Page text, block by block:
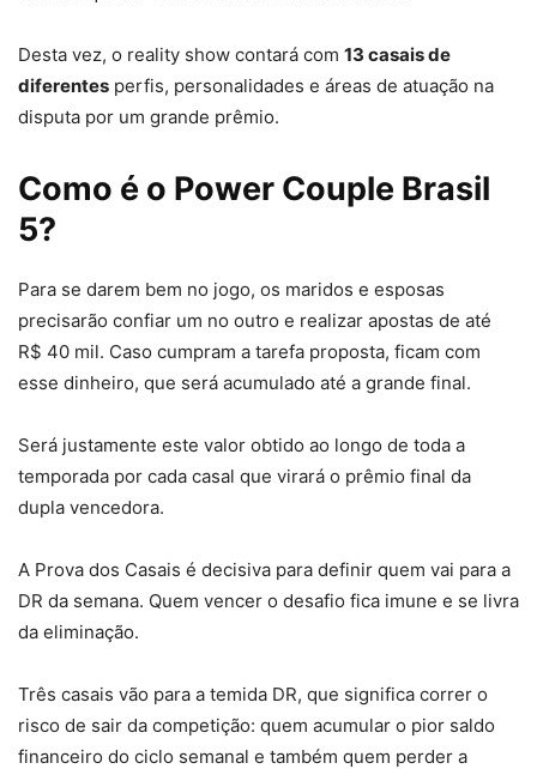
Desta vez, o reality show contará com 13 casais de
diferentes perfis, personalidades e áreas de atuação na
disputa por um grande prêmio.
Como é o Power Couple Brasil
5?
Para se darem bem no jogo, os maridos e esposas
precisarão confiar um no outro e realizar apostas de até
R$ 40 mil. Caso cumpram a tarefa proposta, ficam com
esse dinheiro, que será acumulado até a grande final.
Será justamente este valor obtido ao longo de toda a
temporada por cada casal que virará o prêmio final da
dupla vencedora.
A Prova dos Casais é decisiva para definir quem vai para a
DR da semana. Quem vencer o desafio fica imune e se livra
da eliminação.
Três casais vão para a temida DR, que significa correr o
risco de sair da competição: quem acumular o pior saldo
financeiro do ciclo semanal e também quem perder a